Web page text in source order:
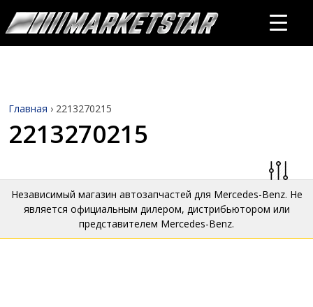
Главная › 2213270215
2213270215
Независимый магазин автозапчастей для Mercedes-Benz. Не
является официальным дилером, дистрибьютором или
представителем Mercedes-Benz.